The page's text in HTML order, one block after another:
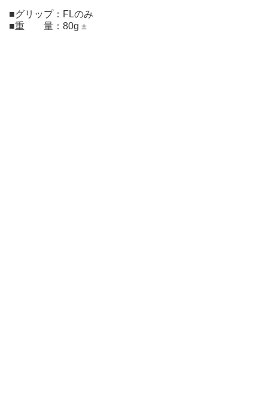
■グリップ：FLのみ
■重 量：80g ±